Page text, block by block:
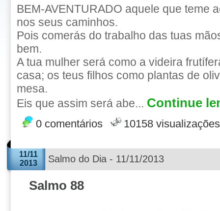
BEM-AVENTURADO aquele que teme
nos seus caminhos.
Pois comerás do trabalho das tuas
bem.
A tua mulher será como a videira
casa; os teus filhos como plantas de
mesa.
Eis que assim será abe... Continue
0 comentários 10158 visualizações
11/11
2013
Salmo do Dia - 11/11/2013
Salmo 88